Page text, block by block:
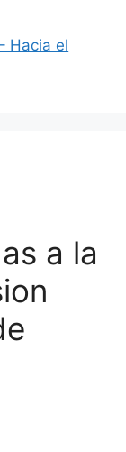
Hacia el
a la